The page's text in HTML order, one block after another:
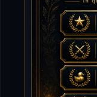
Isimiyaki
10.07.2026 / 00:34
Alles gute
Mojochilla
02.07.2026 / 15:53
Was geht